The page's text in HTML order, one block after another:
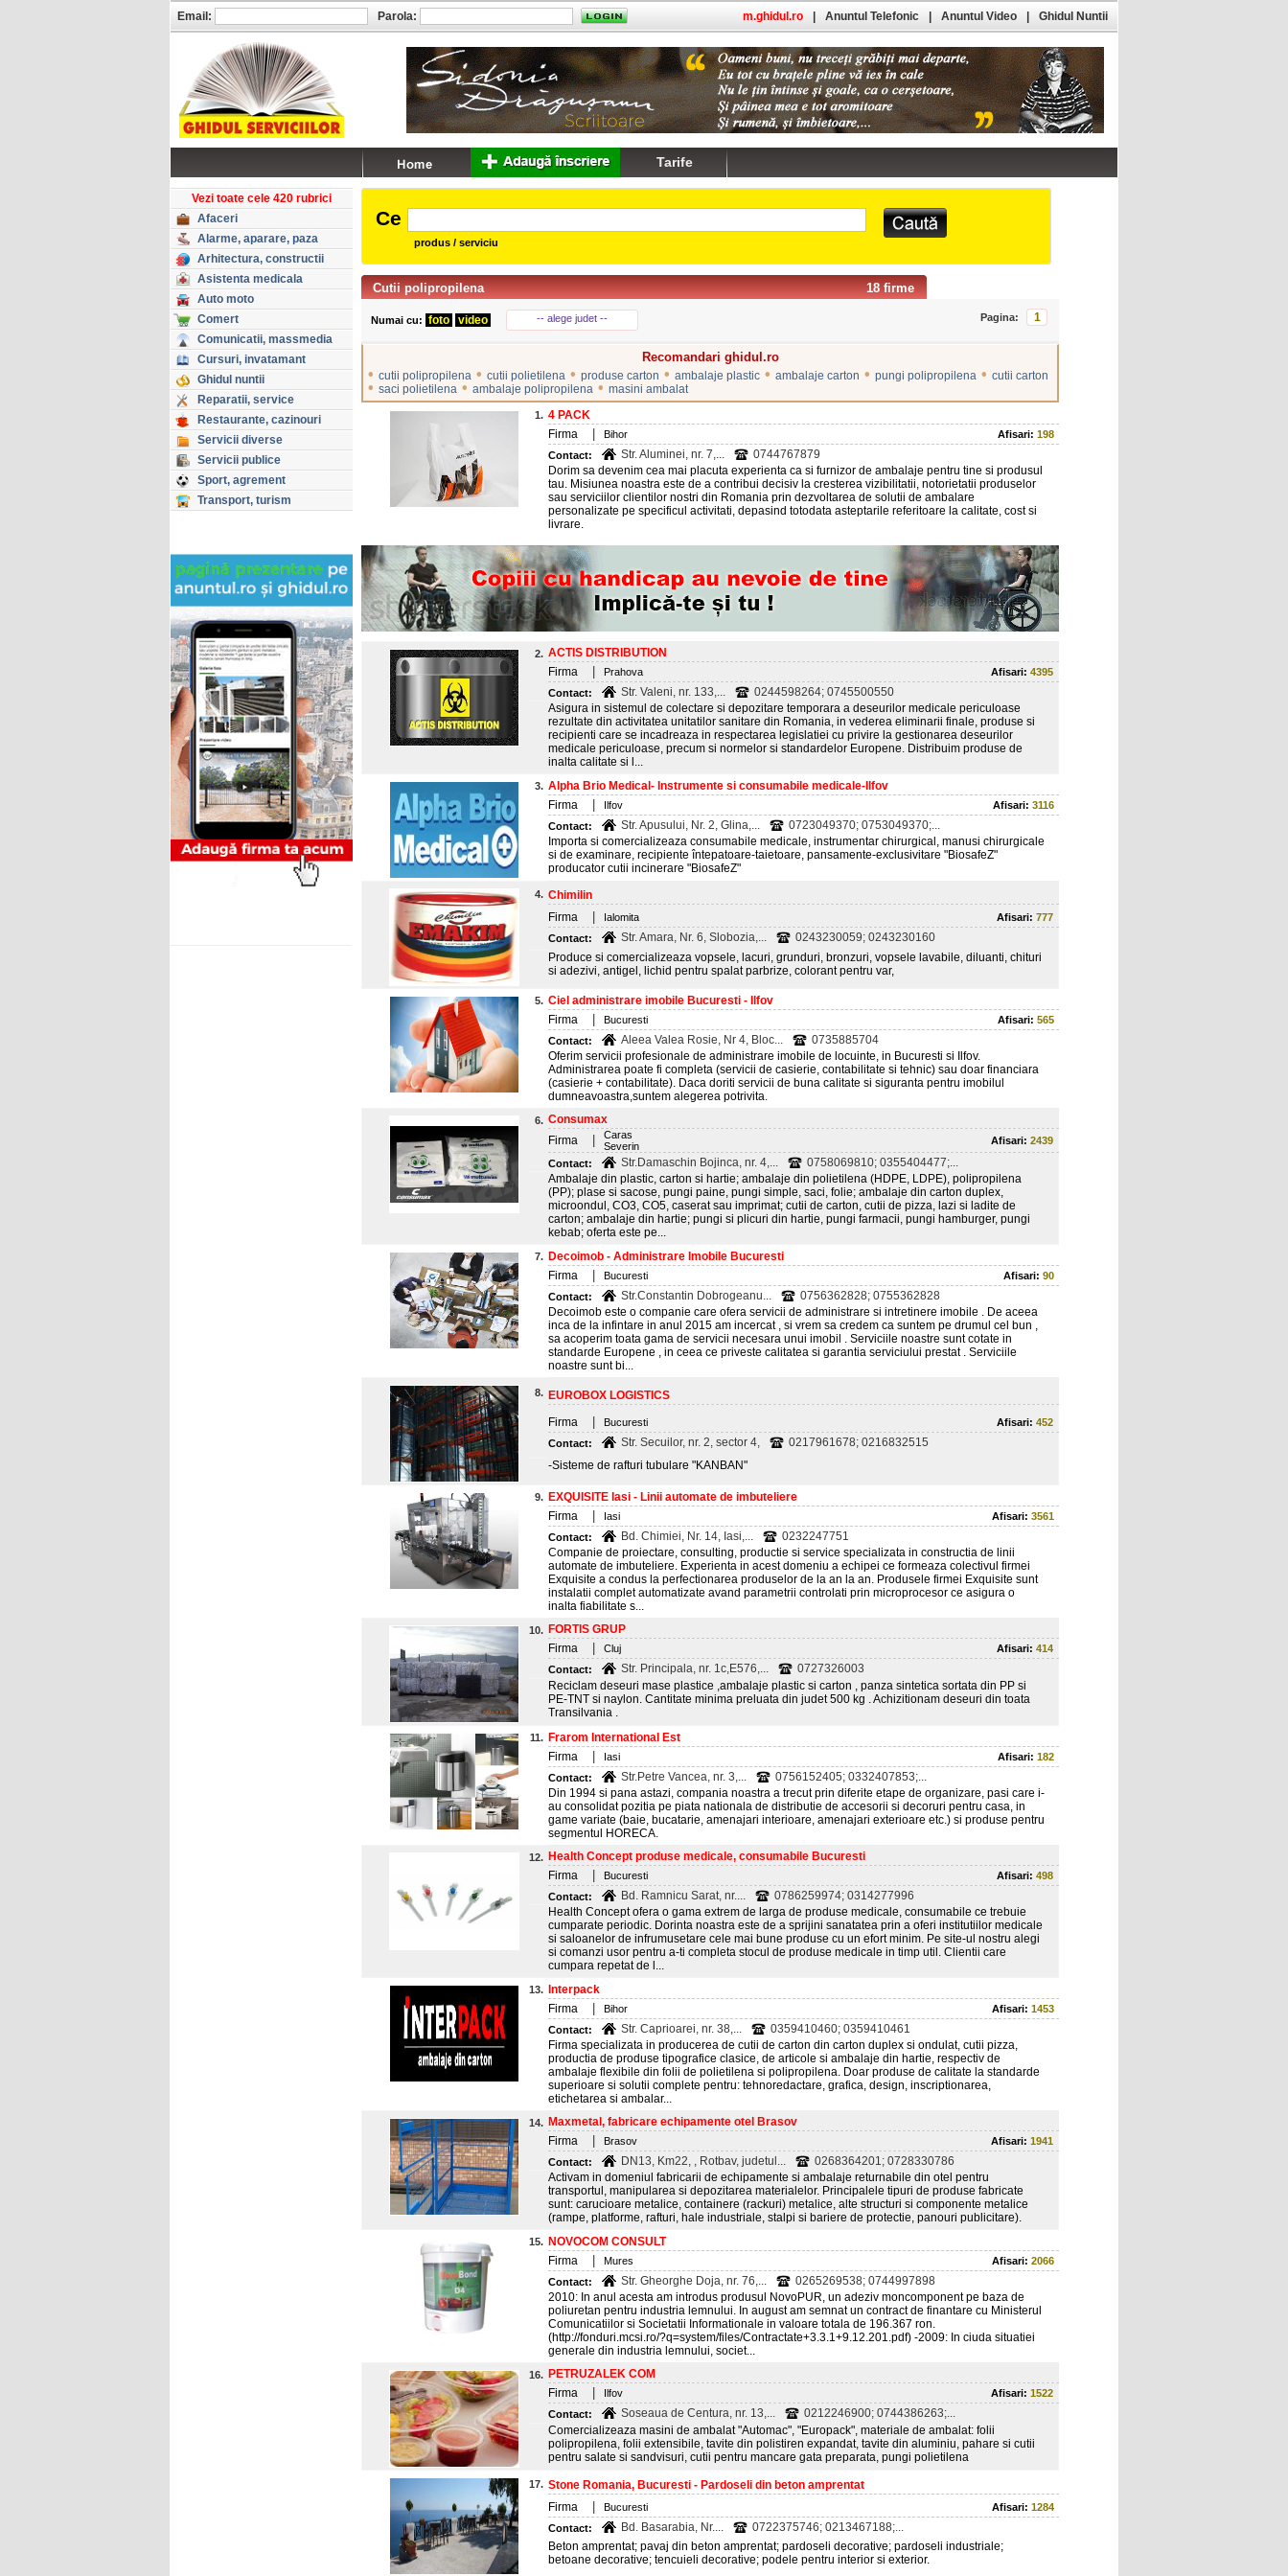
Vezi toate cele 420 rubrici
Afaceri
Alarme, aparare, paza
Arhitectura, constructii
Asistenta medicala
Auto moto
Comert
Comunicatii, massmedia
Cursuri, invatamant
Ghidul nuntii
Reparatii, service
Restaurante, cazinouri
Servicii diverse
Servicii publice
Sport, agrement
Transport, turism
Ce
produs / serviciu
18 firme
Cutii polipropilena
Numai cu: foto video -- alege judet -- Pagina: 1
Recomandari ghidul.ro
• cutii polipropilena • cutii polietilena • produse carton • ambalaje plastic • ambalaje carton • pungi polipropilena • cutii carton
• saci polietilena • ambalaje polipropilena • masini ambalat
1. 4 PACK
Firma
Bihor Afisari: 198
Contact:
Str. Aluminei, nr. 7,...
0744767879
Dorim sa devenim cea mai placuta experienta ca si furnizor de ambalaje pentru tine si produsul
tau. Misiunea noastra este de a contribui decisiv la cresterea vizibilitatii, notorietatii produselor
sau serviciilor clientilor nostri din Romania prin dezvoltarea de solutii de ambalare
personalizate pe specificul activitati, depasind totodata asteptarile referitoare la calitate, cost si
livrare.
2. ACTIS DISTRIBUTION
Firma
Prahova Afisari: 4395
Contact:
Str. Valeni, nr. 133,...
0244598264; 0745500550
Asigura in sistemul de colectare si depozitare temporara a deseurilor medicale periculoase
rezultate din activitatea unitatilor sanitare din Romania, in vederea eliminarii finale, produse si
recipienti care se incadreaza in respectarea legislatiei cu privire la gestionarea deseurilor
medicale periculoase, precum si normelor si standardelor Europene. Distribuim produse de
inalta calitate si l...
3. Alpha Brio Medical- Instrumente si consumabile medicale-Ilfov
Firma
Ilfov Afisari: 3116
Contact:
Str. Apusului, Nr. 2, Glina,...
0723049370; 0753049370;...
Importa si comercializeaza consumabile medicale, instrumentar chirurgical, manusi chirurgicale
si de examinare, recipiente întepatoare-taietoare, pansamente-exclusivitare "BiosafeZ"
producator cutii incinerare "BiosafeZ"
4. Chimilin
Firma
Ialomita Afisari: 777
Contact:
Str. Amara, Nr. 6, Slobozia,...
0243230059; 0243230160
Produce si comercializeaza vopsele, lacuri, grunduri, bronzuri, vopsele lavabile, diluanti, chituri
si adezivi, antigel, lichid pentru spalat parbrize, colorant pentru var,
5. Ciel administrare imobile Bucuresti - Ilfov
Firma
Bucuresti Afisari: 565
Contact:
Aleea Valea Rosie, Nr 4, Bloc...
0735885704
Oferim servicii profesionale de administrare imobile de locuinte, in Bucuresti si Ilfov.
Administrarea poate fi completa (servicii de casierie, contabilitate si tehnic) sau doar financiara
(casierie + contabilitate). Daca doriti servicii de buna calitate si siguranta pentru imobilul
dumneavoastra,suntem alegerea potrivita.
6. Consumax
Firma
Caras
Severin
Afisari: 2439
Contact:
Str.Damaschin Bojinca, nr. 4,...
0758069810; 0355404477;...
Ambalaje din plastic, carton si hartie; ambalaje din polietilena (HDPE, LDPE), polipropilena
(PP); plase si sacose, pungi paine, pungi simple, saci, folie; ambalaje din carton duplex,
microondul, CO3, CO5, caserat sau imprimat; cutii de carton, cutii de pizza, lazi si ladite de
carton; ambalaje din hartie; pungi si plicuri din hartie, pungi farmacii, pungi hamburger, pungi
kebab; oferta este pe...
7. Decoimob - Administrare Imobile Bucuresti
Firma
Bucuresti Afisari: 90
Contact:
Str.Constantin Dobrogeanu...
0756362828; 0755362828
Decoimob este o companie care ofera servicii de administrare si intretinere imobile . De aceea
inca de la infintare in anul 2015 am incercat , si vrem sa credem ca suntem pe drumul cel bun ,
sa acoperim toata gama de servicii necesara unui imobil . Serviciile noastre sunt cotate in
standarde Europene , in ceea ce priveste calitatea si garantia serviciului prestat . Serviciile
noastre sunt bi...
8. EUROBOX LOGISTICS
Firma
Bucuresti Afisari: 452
Contact:
Str. Secuilor, nr. 2, sector 4,
0217961678; 0216832515
-Sisteme de rafturi tubulare "KANBAN"
9. EXQUISITE Iasi - Linii automate de imbuteliere
Firma
Iasi Afisari: 3561
Contact:
Bd. Chimiei, Nr. 14, Iasi,...
0232247751
Companie de proiectare, consulting, productie si service specializata in constructia de linii
automate de imbuteliere. Experienta in acest domeniu a echipei ce formeaza colectivul firmei
Exquisite a condus la perfectionarea produselor de la an la an. Produsele firmei Exquisite sunt
instalatii complet automatizate avand parametrii controlati prin microprocesor ce asigura o
inalta fiabilitate s...
10. FORTIS GRUP
Firma
Cluj Afisari: 414
Contact:
Str. Principala, nr. 1c,E576,...
0727326003
Reciclam deseuri mase plastice ,ambalaje plastic si carton , panza sintetica sortata din PP si
PE-TNT si naylon. Cantitate minima preluata din judet 500 kg . Achizitionam deseuri din toata
Transilvania .
11. Frarom International Est
Firma
Iasi Afisari: 182
Contact:
Str.Petre Vancea, nr. 3,...
0756152405; 0332407853;...
Din 1994 si pana astazi, compania noastra a trecut prin diferite etape de organizare, pasi care i-
au consolidat pozitia pe piata nationala de distributie de accesorii si decoruri pentru casa, in
game variate (baie, bucatarie, amenajari interioare, amenajari exterioare etc.) si produse pentru
segmentul HORECA.
12. Health Concept produse medicale, consumabile Bucuresti
Firma
Bucuresti Afisari: 498
Contact:
Bd. Ramnicu Sarat, nr....
0786259974; 0314277996
Health Concept ofera o gama extrem de larga de produse medicale, consumabile ce trebuie
cumparate periodic. Dorinta noastra este de a sprijini sanatatea prin a oferi institutiilor medicale
si saloanelor de infrumusetare cele mai bune produse cu un efort minim. Pe site-ul nostru alegi
si comanzi usor pentru a-ti completa stocul de produse medicale in timp util. Clientii care
cumpara repetat de l...
13.
Interpack
Firma
Bihor Afisari: 1453
Contact:
Str. Caprioarei, nr. 38,...
0359410460; 0359410461
Firma specializata in producerea de cutii de carton din carton duplex si ondulat, cutii pizza,
productia de produse tipografice clasice, de articole si ambalaje din hartie, respectiv de
ambalaje flexibile din folii de polietilena si polipropilena. Doar produse de calitate la standarde
superioare si solutii complete pentru: tehnoredactare, grafica, design, inscriptionarea,
etichetarea si ambalar...
14. Maxmetal, fabricare echipamente otel Brasov
Firma
Brasov Afisari: 1941
Contact:
DN13, Km22, , Rotbav, judetul...
0268364201; 0728330786
Activam in domeniul fabricarii de echipamente si ambalaje returnabile din otel pentru
transportul, manipularea si depozitarea materialelor. Principalele tipuri de produse fabricate
sunt: carucioare metalice, containere (rackuri) metalice, alte structuri si componente metalice
(rampe, platforme, rafturi, hale industriale, stalpi si bariere de protectie, panouri publicitare).
15. NOVOCOM CONSULT
Firma
Mures Afisari: 2066
Contact:
Str. Gheorghe Doja, nr. 76,...
0265269538; 0744997898
2010: In anul acesta am introdus produsul NovoPUR, un adeziv moncomponent pe baza de
poliuretan pentru industria lemnului. In august am semnat un contract de finantare cu Ministerul
Comunicatiilor si Societatii Informationale in valoare totala de 196.367 ron.
(http://fonduri.mcsi.ro/?q=system/files/Contractate+3.3.1+9.12.201.pdf) -2009: In ciuda situatiei
generale din industria lemnului, societ...
16. PETRUZALEK COM
Firma
Ilfov Afisari: 1522
Contact:
Soseaua de Centura, nr. 13,...
0212246900; 0744386263;...
Comercializeaza masini de ambalat "Automac", "Europack", materiale de ambalat: folii
polipropilena, folii extensibile, tavite din polistiren expandat, tavite din aluminiu, pahare si cutii
pentru salate si sandvisuri, cutii pentru mancare gata preparata, pungi polietilena
17. Stone Romania, Bucuresti - Pardoseli din beton amprentat
Firma
Bucuresti Afisari: 1284
Contact:
Bd. Basarabia, Nr....
0722375746; 0213467188;...
Beton amprentat; pavaj din beton amprentat; pardoseli decorative; pardoseli industriale;
betoane decorative; tencuieli decorative; podele pentru interior si exterior.
Email: Parola: m.ghidul.ro Anuntul Telefonic Anuntul Video Ghidul Nuntii
Tarife